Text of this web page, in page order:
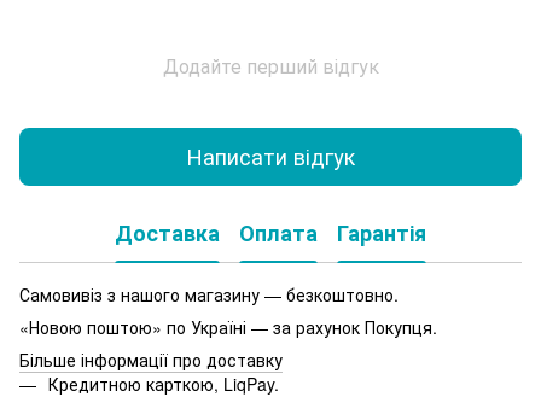
Додайте перший відгук
Написати відгук
Доставка Оплата Гарантія
Самовивіз з нашого магазину — безкоштовно.
«Новою поштою» по Україні — за рахунок Покупця.
Більше інформації про доставку
Кредитною карткою, LiqPay.